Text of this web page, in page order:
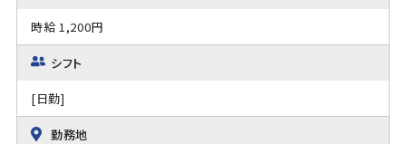
時給 1,200円
シフト
[日勤]
勤務地